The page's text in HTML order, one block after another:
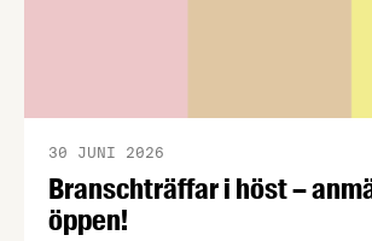
Branschträffar i höst –
öppen!
30 JUNI 2026